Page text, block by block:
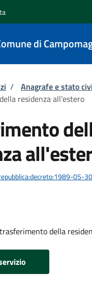
di
pane
/ Anagrafe e stato
residenza all'estero
05-
della